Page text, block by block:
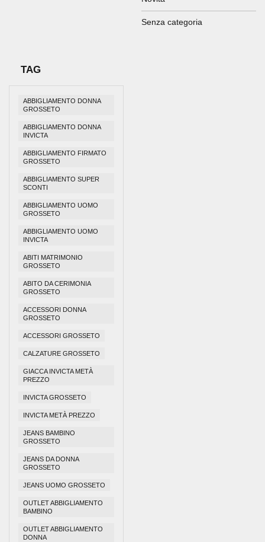
Senza categoria
TAG
ABBIGLIAMENTO DONNA
GROSSETO
ABBIGLIAMENTO DONNA
INVICTA
ABBIGLIAMENTO FIRMATO
GROSSETO
ABBIGLIAMENTO SUPER
SCONTI
ABBIGLIAMENTO UOMO
GROSSETO
ABBIGLIAMENTO UOMO
INVICTA
ABITI MATRIMONIO
GROSSETO
ABITO DA CERIMONIA
GROSSETO
ACCESSORI DONNA
GROSSETO
ACCESSORI GROSSETO
CALZATURE GROSSETO
GIACCA INVICTA METÀ
PREZZO
INVICTA GROSSETO
INVICTA METÀ PREZZO
JEANS BAMBINO
GROSSETO
JEANS DA DONNA
GROSSETO
JEANS UOMO GROSSETO
OUTLET ABBIGLIAMENTO
BAMBINO
OUTLET ABBIGLIAMENTO
DONNA